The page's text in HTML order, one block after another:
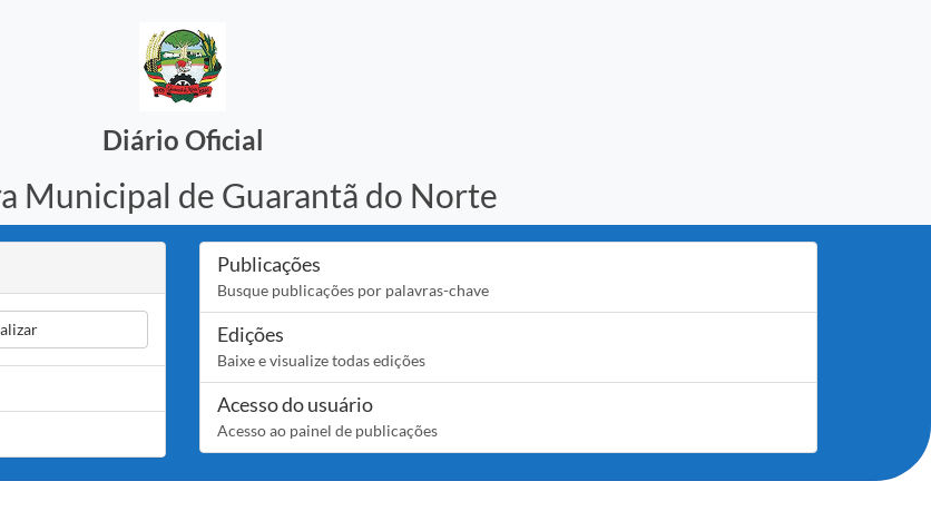
Diário Oficial
Municipal de Guarantã do Norte
Publicações
Busque publicações por palavras-chave
Edições
Baixe e visualize todas edições
Acesso do usuário
Acesso ao painel de publicações